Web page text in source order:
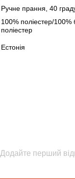
Ручне прання, 40
100% поліестер/
поліестер
Естонія
Додайте перший